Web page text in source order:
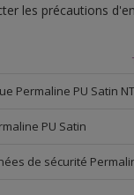
les précautions
Permaline PU Satin NT
PU Satin